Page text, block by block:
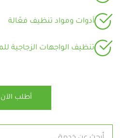
أدوات ومواد تنظيف فعّالة
تنظيف الواجهات الزجاجية
أطلب